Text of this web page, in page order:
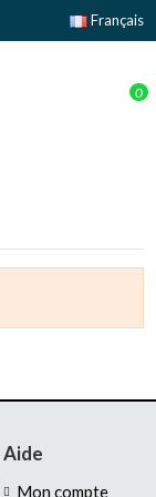
Français
0
Aide
Mon compte